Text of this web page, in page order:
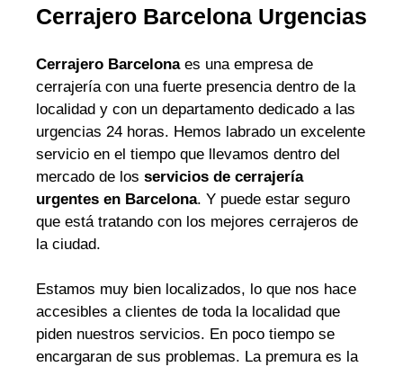
Cerrajero Barcelona Urgencias
Cerrajero Barcelonaes una empresa de
cerrajería con una fuerte presencia dentro de la
localidad y con un departamento dedicado a las
urgencias 24 horas. Hemos labrado un excelente
servicio en el tiempo que llevamos dentro del
mercado de los servicios de cerrajería
urgentes en Barcelona. Y puede estar seguro
que está tratando con los mejores cerrajeros de
la ciudad.
Estamos muy bien localizados, lo que nos hace
accesibles a clientes de toda la localidad que
piden nuestros servicios. En poco tiempo se
encargaran de sus problemas. La premura es la